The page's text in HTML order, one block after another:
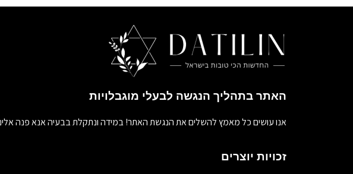
האתר בתהליך הנגשה לבעלי מוגבלויות
אנו עושים כל מאמץ להשלים את הנגשת האתר! במידה ונתקלת בבעיה אנא פנה
זכויות יוצרים